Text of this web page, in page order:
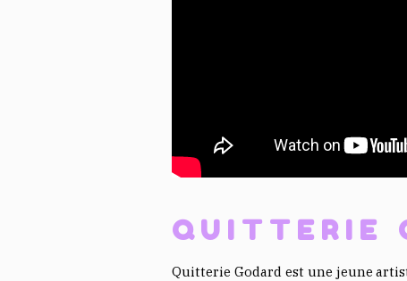
QUITTERIE
Quitterie Godard est une jeune